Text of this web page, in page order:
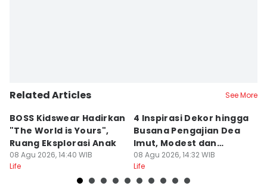
Related Articles See More
BOSS Kidswear Hadirkan
"The World is Yours",
Ruang Eksplorasi Anak
08 Agu 2026, 14:40 WIB
Life
4 Inspirasi Dekor hingga
Busana Pengajian Dea
Imut, Modest dan
Anggun!
08 Agu 2026, 14:32 WIB
Life